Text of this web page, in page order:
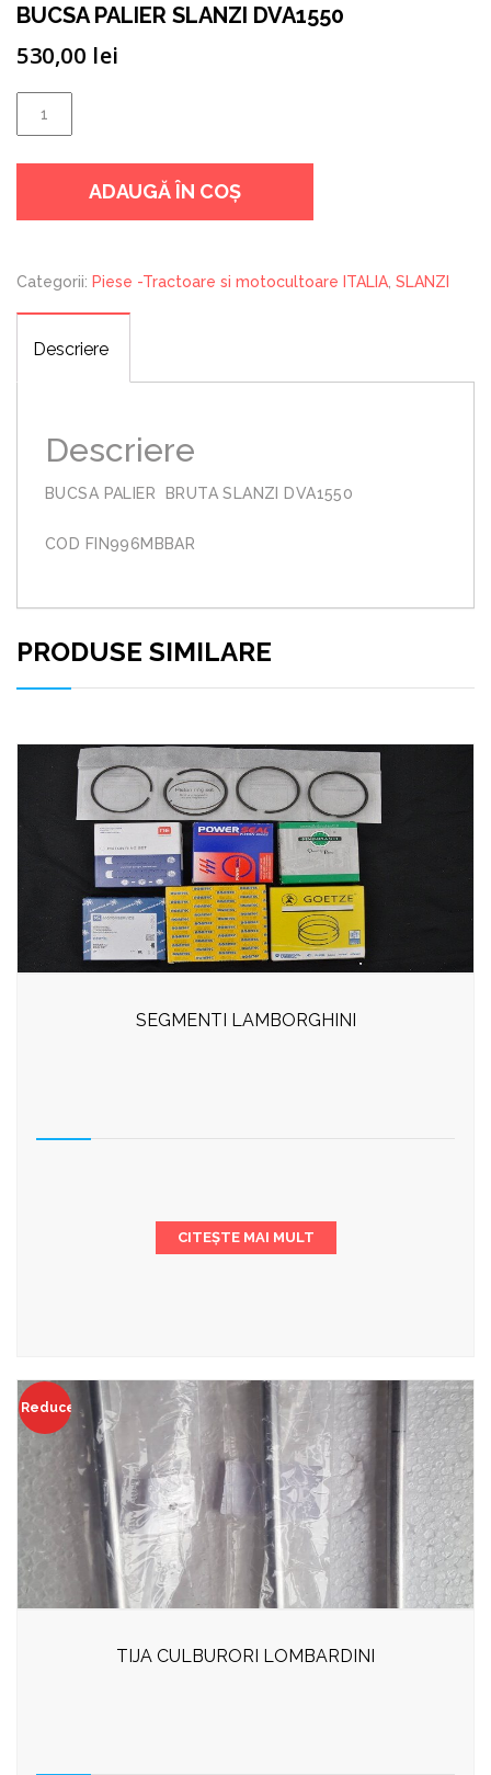
BUCSA PALIER SLANZI DVA1550
530,00 lei
BUCSA
PALIER
DVA1550
ADAUGĂ ÎN COȘ
Categorii: Piese -Tractoare si motocultoare ITALIA SLANZI
Descriere
Descriere
BUCSA PALIER BRUTA SLANZI DVA1550
COD FIN996MBBAR
PRODUSE SIMILARE
SEGMENTI LAMBORGHINI
CITEȘTE MAI MULT
Reduceri!
TIJA CULBURORI LOMBARDINI